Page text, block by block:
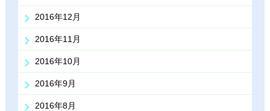
2016年12月
2016年11月
2016年10月
2016年9月
2016年8月